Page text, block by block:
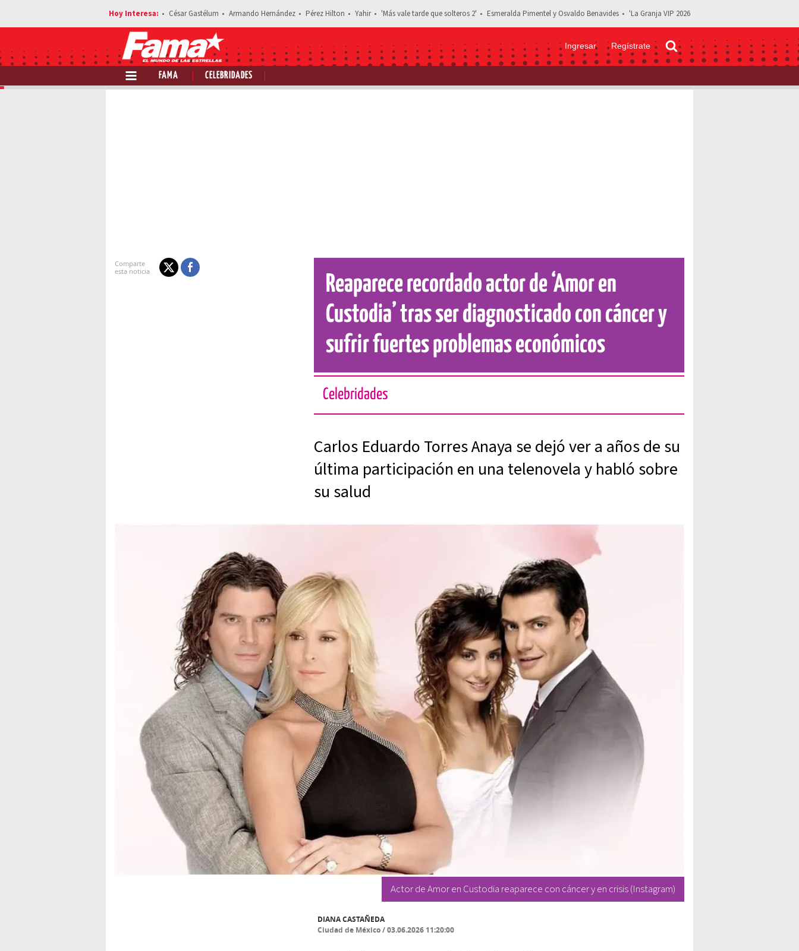
César Gastélum Armando Hernández Pérez Hilton Yahir 'Más vale tarde que solteros 2' Esmeralda Pimentel y Osvaldo Benavides 'La Granja VIP 2026
Ingresar Regístrate
FAMA CELEBRIDADES
Estás leyendo: Reaparece recordado actor de ‘Amor en Custodia’ tras ser diagnosticado con cáncer y sufrir fuertes problemas económicos
Reaparece recordado actor de ‘Amor en
Custodia’ tras ser diagnosticado con cáncer y
sufrir fuertes problemas económicos
Celebridades
Carlos Eduardo Torres Anaya se dejó ver a años de su
última participación en una telenovela y habló sobre
su salud
Actor de Amor en Custodia reaparece con cáncer y en crisis (Instagram)
DIANA CASTAÑEDA
Ciudad de México/03.06.2026 11:20:00